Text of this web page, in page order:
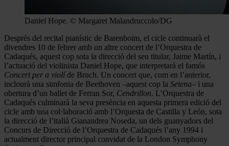
Daniel Hope. © Margaret Malandruccolo/DG
Després del recital pianístic de Barenboim, el cicle continuarà el
divendres 10 de febrer amb un altre concert de l’Orquestra de
Cadaqués, aquest cop sota la direcció del seu titular, Jaime Martín, i
l’actuació del violinista Daniel Hope, que interpretarà el famós
Concert per a violíde Bruch. Un concert que, com en l’anterior,
inclourà una simfonia de Beethoven –aquest cop la Setena– i una
obertura d’un ballet de Ferran Sor, Cendrillon. L’Orquestra de
Cadaqués culminarà la seva presència en aquesta primera edició del
cicle amb una col·laboració amb l’Orquesta de Castilla y León, sota
la direcció de l’italià Gianandrea Noseda, un dels guanyadors del
Concurs de Direcció de l’Orquestra de Cadaqués l’any 1994 i
actualment director principal convidat de la London Symphony